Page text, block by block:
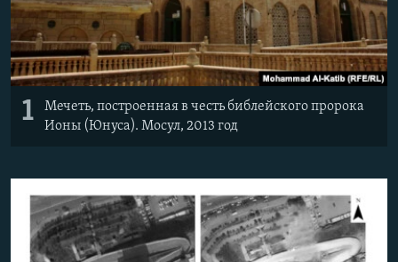
1
Мечеть, построенная в честь библейского пророка
Ионы (Юнуса). Мосул, 2013 год